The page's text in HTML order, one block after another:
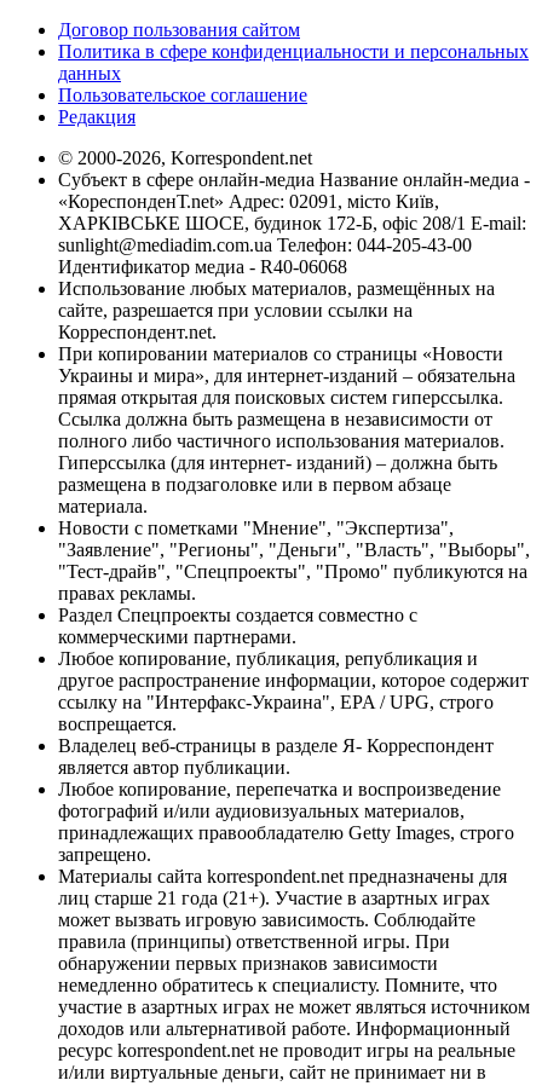
Договор пользования сайтом
Политика в сфере конфиденциальности и персональных
данных
Пользовательское соглашение
Редакция
© 2000-2026, Korrespondent.net
Субъект в сфере онлайн-медиа Название онлайн-медиа -
«КореспонденТ.net» Адрес: 02091, місто Київ,
ХАРКІВСЬКЕ ШОСЕ, будинок 172-Б, офіс 208/1 E-mail:
sunlight@mediadim.com.ua Телефон: 044-205-43-00
Идентификатор медиа - R40-06068
Использование любых материалов, размещённых на
сайте, разрешается при условии ссылки на
Корреспондент.net.
При копировании материалов со страницы «Новости
Украины и мира», для интернет-изданий – обязательна
прямая открытая для поисковых систем гиперссылка.
Ссылка должна быть размещена в независимости от
полного либо частичного использования материалов.
Гиперссылка (для интернет- изданий) – должна быть
размещена в подзаголовке или в первом абзаце
материала.
Новости с пометками "Мнение", "Экспертиза",
"Заявление", "Регионы", "Деньги", "Власть", "Выборы",
"Тест-драйв", "Спецпроекты", "Промо" публикуются на
правах рекламы.
Раздел Спецпроекты создается совместно с
коммерческими партнерами.
Любое копирование, публикация, републикация и
другое распространение информации, которое содержит
ссылку на "Интерфакс-Украина", EPA / UPG, строго
воспрещается.
Владелец веб-страницы в разделе Я- Корреспондент
является автор публикации.
Любое копирование, перепечатка и воспроизведение
фотографий и/или аудиовизуальных материалов,
принадлежащих правообладателю Getty Images, строго
запрещено.
Материалы сайта korrespondent.net предназначены для
лиц старше 21 года (21+). Участие в азартных играх
может вызвать игровую зависимость. Соблюдайте
правила (принципы) ответственной игры. При
обнаружении первых признаков зависимости
немедленно обратитесь к специалисту. Помните, что
участие в азартных играх не может являться источником
доходов или альтернативой работе. Информационный
ресурс korrespondent.net не проводит игры на реальные
и/или виртуальные деньги, сайт не принимает ни в